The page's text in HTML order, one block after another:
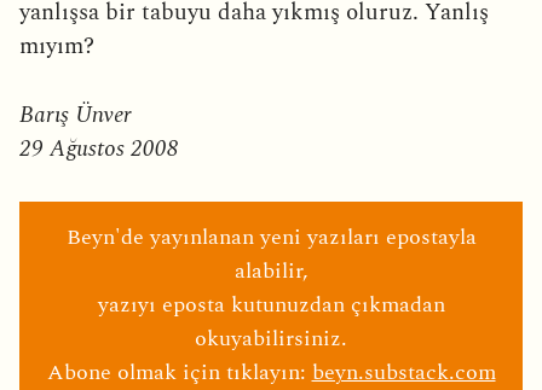
yanlışsa bir tabuyu daha yıkmış oluruz. Yanlış
mıyım?
Barış Ünver
29 Ağustos 2008
Beyn'de yayınlanan yeni yazıları epostayla
alabilir,
yazıyı eposta kutunuzdan çıkmadan
okuyabilirsiniz.
Abone olmak için tıklayın:beyn.substack.com